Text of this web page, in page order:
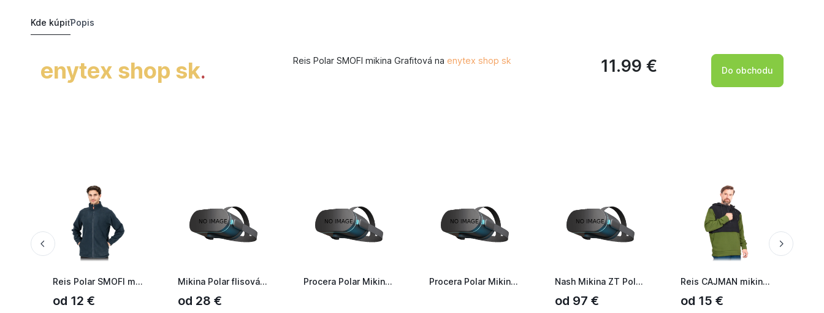
Kde kúpiťPopis
enytex shop sk.
Reis Polar SMOFI mikina Grafitová na enytex shop sk 11.99 € Do obchodu
Reis Polar SMOFI mikina Grafitová
od 12 €
Mikina Polar flisová biela
od 28 €
Procera Polar Mikina 350G HVP oranžová Procera Polar Mikina 350G HV žltá Nash Mikina ZT Polar Fleece
od 97 €
Reis CAJMAN mikina zelená/černá
od 15 €